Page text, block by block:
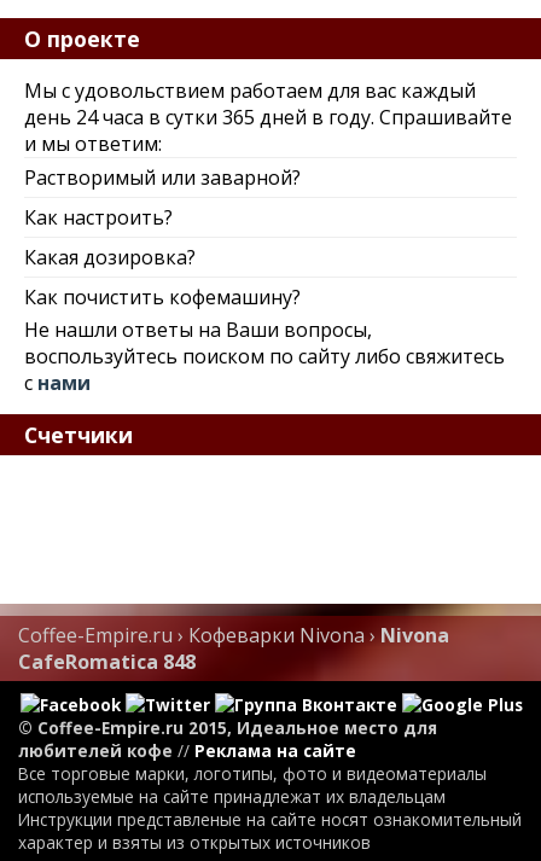
О проекте
Мы с удовольствием работаем для вас каждый
день 24 часа в сутки 365 дней в году. Спрашивайте
и мы ответим:
Растворимый или заварной?
Как настроить?
Какая дозировка?
Как почистить кофемашину?
Не нашли ответы на Ваши вопросы,
воспользуйтесь поиском по сайту либо свяжитесь
с нами
Счетчики
Coffee-Empire.ru › Кофеварки Nivona› Nivona
CafeRomatica 848
© Coffee-Empire.ru 2015, Идеальное место для
любителей кофе // Реклама на сайте
Все торговые марки, логотипы, фото и видеоматериалы
используемые на сайте принадлежат их владельцам
Инструкции представленые на сайте носят ознакомительный
характер и взяты из открытых источников